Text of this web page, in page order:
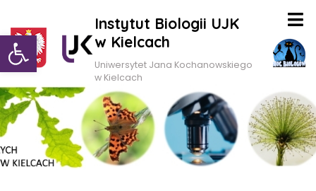
Otwórz pasek narzędzi
Instytut Biologii UJK
w Kielcach
Uniwersytet Jana Kochanowskiego
w Kielcach